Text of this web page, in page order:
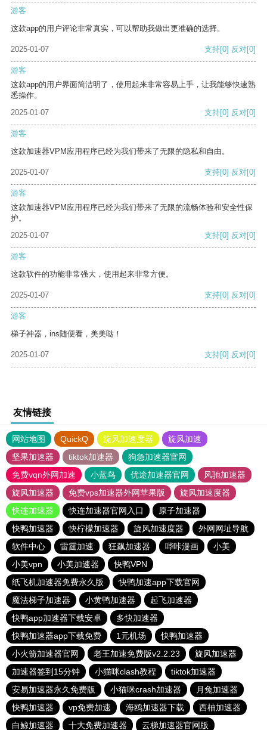
游客
这款app的用户评论非常真实，可以帮助我做出更准确的选择。
2025-01-07 支持[0] 反对[0]
游客
这款app的用户界面简洁明了，使用起来非常容易上手，让我能够快速熟
悉操作。
2025-01-07
支持[0] 反对[0]
游客
这款加速器VPM应用程序已经为我们带来了无限的隐私和自由。
2025-01-07 支持[0] 反对[0]
游客
这款加速器VPM应用程序已经为我们带来了无限的流畅体验和安全性保
护。
2025-01-07
支持[0] 反对[0]
游客
这款软件的功能非常强大，使用起来非常方便。
2025-01-07 支持[0] 反对[0]
游客
梯子神器，ins随便看，美美哒！
2025-01-07 支持[0] 反对[0]
友情链接
网站地图 QuickQ 旋风加速度器
旋风加速
坚果加速器
tiktok加速器
狗急加速器官网
免费vqn外网加速
小蓝鸟 优途加速器官网
风驰加速器
旋风加速器
免费vps加速器外网苹果版
旋风加速度器
快连加速器
快连加速器官网入口
原子加速器
快鸭加速器
快柠檬加速器 旋风加速度器
外网网址导航
软件中心
雷霆加速 狂飙加速器 哔咔漫画
小美
小美vpn
小美加速器
快鸭VPN
纸飞机加速器免费永久版
快鸭加速app下载官网
魔法梯子加速器
小黄鸭加速器
起飞加速器
快鸭app加速器下载安卓
多快加速器
快鸭加速器app下载免费
1元机场
快鸭加速器
小火箭加速器官网
老王加速免费版v2.2.23
旋风加速器
加速器签到15分钟
小猫咪clash教程
tiktok加速器
安易加速器永久免费版
小猫咪crash加速器
月兔加速器
快鸭加速器
vp免费加速 海鸥加速器下载
西柚加速器
白鲸加速器
十大免费加速器 云梯加速器官网版